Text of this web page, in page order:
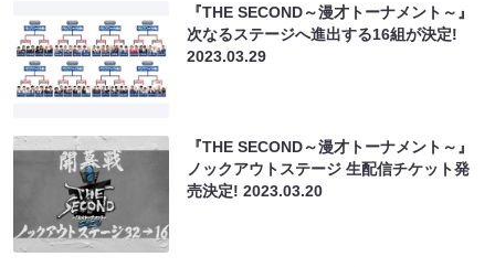
『THE SECOND～漫才トーナメント～』
次なるステージへ進出する16組が決定!
2023.03.29
『THE SECOND～漫才トーナメント～』
ノックアウトステージ 生配信チケット発
売決定!2023.03.20